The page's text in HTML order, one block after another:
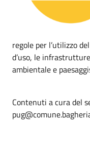
regole per l’utilizzo
d’uso, le
ambientale e
Contenuti a cura del